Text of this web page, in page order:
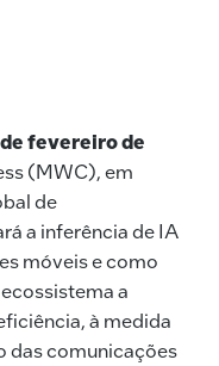
fevereiro de
(MWC), em
de
a inferência de IA
móveis e como
a
à medida
das comunicações